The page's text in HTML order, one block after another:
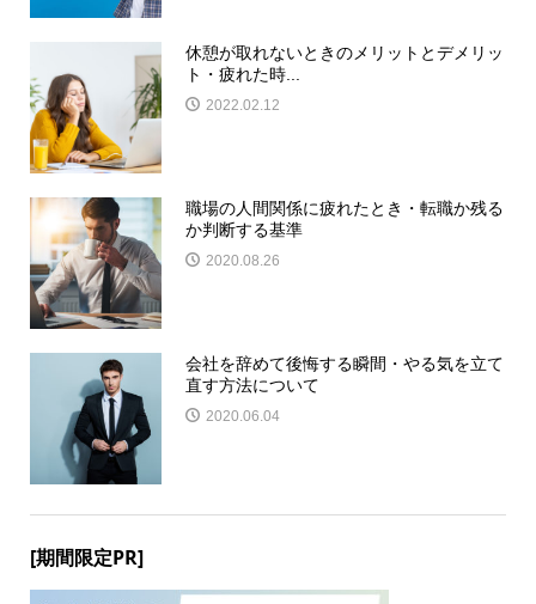
休憩が取れないときのメリットとデメリッ
ト・疲れた時...
2022.02.12
職場の人間関係に疲れたとき・転職か残る
か判断する基準
2020.08.26
会社を辞めて後悔する瞬間・やる気を立て
直す方法について
2020.06.04
[期間限定PR]